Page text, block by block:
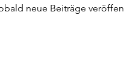
neue Beiträge